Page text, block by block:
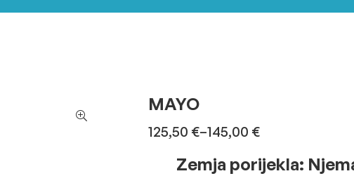
MAYO
125,50 €–145,00 €
Zemja porijekla: